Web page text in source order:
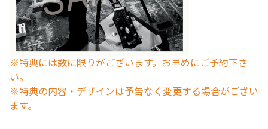
※特典には数に限りがございます。お早めにご予約下さ
い。
※特典の内容・デザインは予告なく変更する場合がござい
ます。